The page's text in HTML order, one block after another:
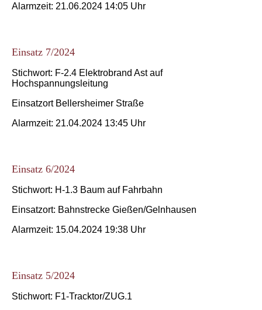
Alarmzeit: 21.06.2024 14:05 Uhr
Einsatz 7/2024
Stichwort: F-2.4 Elektrobrand Ast auf
Hochspannungsleitung
Einsatzort Bellersheimer Straße
Alarmzeit: 21.04.2024 13:45 Uhr
Einsatz 6/2024
Stichwort: H-1.3 Baum auf Fahrbahn
Einsatzort: Bahnstrecke Gießen/Gelnhausen
Alarmzeit: 15.04.2024 19:38 Uhr
Einsatz 5/2024
Stichwort: F1-Tracktor/ZUG.1